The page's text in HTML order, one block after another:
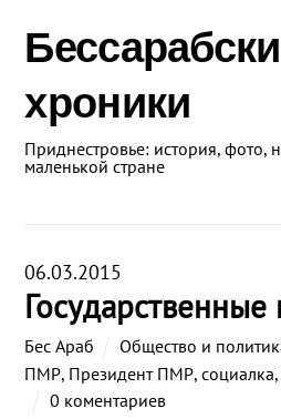
хроники
Приднестровье: история, фото,
маленькой стране
06.03.2015
Бес Араб Общество и
ПМР, Президент ПМР,социалка
0 коментариев